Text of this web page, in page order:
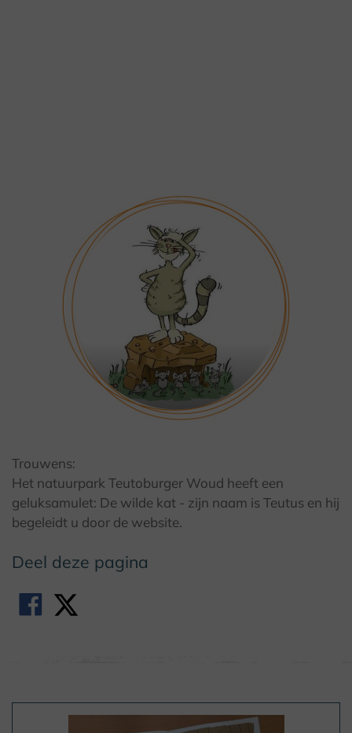
© Naturpark Teutoburger Wald / Eggegebirge
Trouwens:
Het natuurpark Teutoburger Woud heeft een
geluksamulet: De wilde kat - zijn naam is Teutus en hij
begeleidt u door de website.
Deel deze pagina